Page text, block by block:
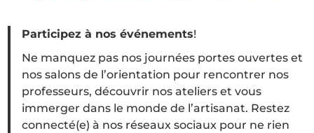
Participez à nos événements!
Ne manquez pas nos journées portes ouvertes et
nos salons de l’orientation pour rencontrer nos
professeurs, découvrir nos ateliers et vous
immerger dans le monde de l’artisanat. Restez
connecté(e) à nos réseaux sociaux pour ne rien